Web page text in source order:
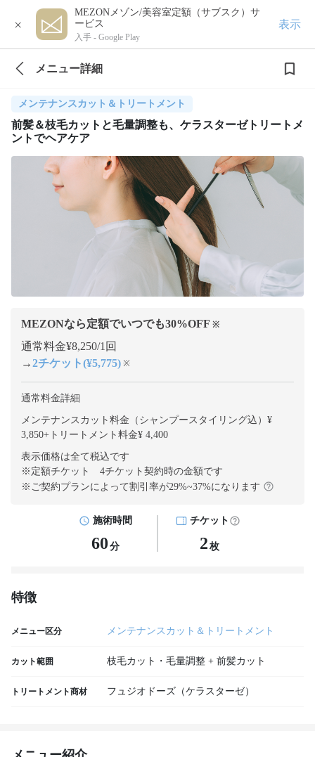
×
MEZONメゾン/美容室定額（サブスク）サ
ービス
入手 - Google Play
表示
メニュー詳細
メンテナンスカット＆トリートメント
前髪＆枝毛カットと毛量調整も、ケラスターゼトリートメ
ントでヘアケア
MEZONなら定額でいつでも30%OFF ※
通常料金¥8,250/1回
→2チケット(¥5,775) ※
通常料金詳細
メンテナンスカット料金（シャンプースタイリング込）¥
3,850+ トリートメント料金¥ 4,400
表示価格は全て税込です
※定額チケット 4チケット契約時の金額です
※ご契約プランによって割引率が29%~37%になります
施術時間
60 分
チケット
2 枚
特徴
メニュー区分 メンテナンスカット＆トリートメント
カット範囲 枝毛カット・毛量調整 + 前髪カット
トリートメント商材 フュジオドーズ（ケラスターゼ）